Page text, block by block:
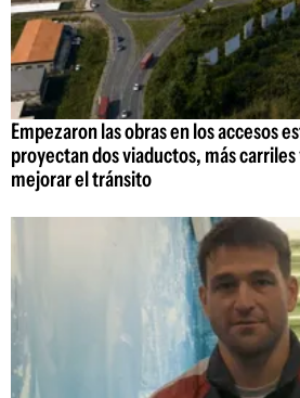
Empezaron las obras en los accesos
proyectan dos viaductos, más
mejorar el tránsito